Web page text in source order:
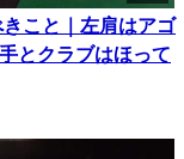
きこと｜左肩はアゴ
とクラブはほって